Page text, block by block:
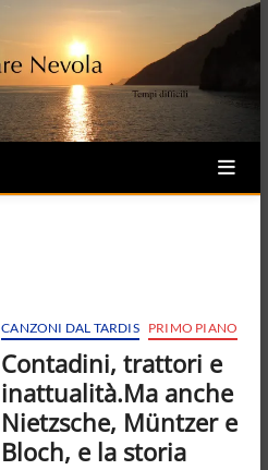
CANZONI DAL TARDIS PRIMO PIANO
Contadini, trattori e
inattualità.Ma anche
Nietzsche, Müntzer e
Bloch, e la storia